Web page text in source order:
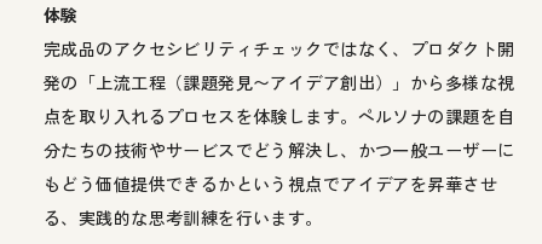
体験
完成品のアクセシビリティチェックではなく、プロダクト開
発の「上流工程（課題発見〜アイデア創出）」から多様な視
点を取り入れるプロセスを体験します。ペルソナの課題を自
分たちの技術やサービスでどう解決し、かつ一般ユーザーに
もどう価値提供できるかという視点でアイデアを昇華させ
る、実践的な思考訓練を行います。